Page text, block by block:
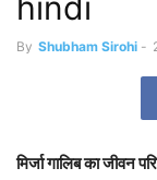
By Shubham Sirohi -
मिर्जा गालिब का